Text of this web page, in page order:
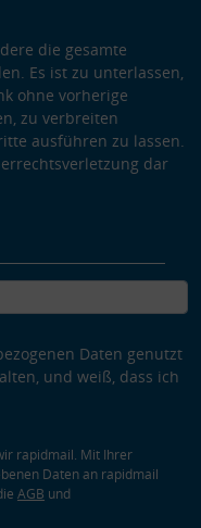
die gesamte
Es ist zu unterlassen,
ohne vorherige
zu verbreiten
ausführen zu lassen.
dar
Daten genutzt
und weiß, dass ich
rapidmail. Mit Ihrer
Daten an rapidmail
AGB und